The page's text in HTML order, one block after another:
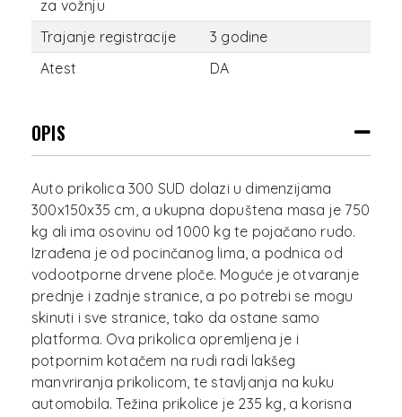
za vožnju
Trajanje registracije
3 godine
Atest
DA
OPIS
Auto prikolica 300 SUD dolazi u dimenzijama
300x150x35 cm, a ukupna dopuštena masa je 750
kg ali ima osovinu od 1000 kg te pojačano rudo.
Izrađena je od pocinčanog lima, a podnica od
vodootporne drvene ploče. Moguće je otvaranje
prednje i zadnje stranice, a po potrebi se mogu
skinuti i sve stranice, tako da ostane samo
platforma. Ova prikolica opremljena je i
potpornim kotačem na rudi radi lakšeg
manvriranja prikolicom, te stavljanja na kuku
automobila. Težina prikolice je 235 kg, a korisna